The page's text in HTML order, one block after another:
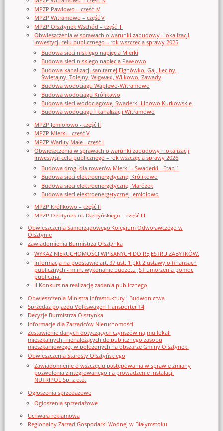
MPZP Pawłowo – część IV
MPZP Witramowo – część V
MPZP Olsztynek Wschód – część III
Obwieszczenia w sprawach o warunki zabudowy i lokalizacji
inwestycji celu publicznego – rok wszczęcia sprawy 2025
Budowa sieci niskiego napięcia Mierki
Budowa sieci niskiego napięcia Pawłowo
Budowa kanalizacji sanitarnej Elgnówko, Gaj, Łęciny,
Świętajny, Tolejny, Wigwałd, Wilkowo, Zawady
Budowa wodociągu Waplewo-Witramowo
Budowa wodociągu Królikowo
Budowa sieci wodociągowej Swaderki-Lipowo Kurkowskie
Budowa wodociągu i kanalizacji Witramowo
MPZP Jemiołowo - część II
MPZP Mierki - część V
MPZP Warlity Małe - część I
Obwieszczenia w sprawach o warunki zabudowy i lokalizacji
inwestycji celu publicznego – rok wszczęcia sprawy 2026
Budowa drogi dla rowerów Mierki – Swaderki - Etap 1
Budowa sieci elektroenergetycznej Królikowo
Budowa sieci elektroenergetycznej Marózek
Budowa sieci elektroenergetycznej Jemiołowo
MPZP Królikowo – część II
MPZP Olsztynek ul. Daszyńskiego – część III
Obwieszczenia Samorządowego Kolegium Odwoławczego w
Olsztynie
Zawiadomienia Burmistrza Olsztynka
WYKAZ NIERUCHOMOŚCI WPISANYCH DO REJESTRU ZABYTKÓW.
Informacja na podstawie art. 37 ust. 1 pkt 2 ustawy o finansach
publicznych - m.in. wykonanie budżetu JST umorzenia pomoc
publiczna.
II Konkurs na realizację zadania publicznego
Obwieszczenia Ministra Infrastruktury i Budwonictwa
Sprzedaż pojazdu Volkswagen Transporter T4
Decyzje Burmistrza Olsztynka
Informacje dla Zarządców Nieruchomości
Zestawienie danych dotyczących czynszów najmu lokali
mieszkalnych, nienależących do publicznego zasobu
mieszkaniowego, w położonych na obszarze Gminy Olsztynek.
Obwieszczenia Starosty Olsztyńskiego
Zawiadomienie o wszczęciu postępowania w sprawie zmiany
pozwolenia zintegrowanego na prowadzenie instalacji
NUTRIPOL Sp. z o.o.
Ogłoszenia sprzedażowe
Ogłoszenia sprzedażowe
Uchwała reklamowa
Regionalny Zarząd Gospodarki Wodnej w Białymstoku